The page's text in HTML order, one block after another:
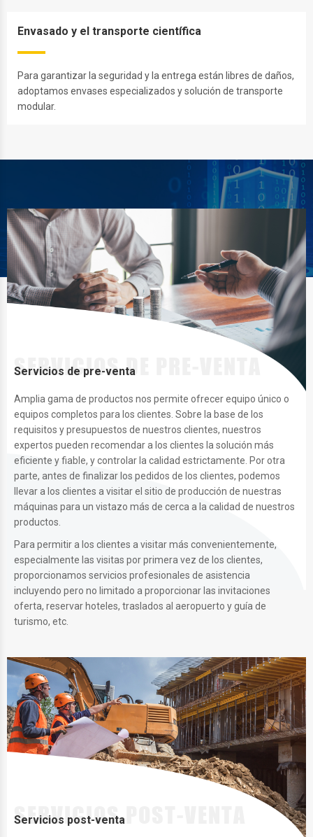
Envasado y el transporte científica
Para garantizar la seguridad y la entrega están libres de daños,
adoptamos envases especializados y solución de transporte
modular.
Servicios de pre-venta
Amplia gama de productos nos permite ofrecer equipo único o
equipos completos para los clientes. Sobre la base de los
requisitos y presupuestos de nuestros clientes, nuestros
expertos pueden recomendar a los clientes la solución más
eficiente y fiable, y controlar la calidad estrictamente. Por otra
parte, antes de finalizar los pedidos de los clientes, podemos
llevar a los clientes a visitar el sitio de producción de nuestras
máquinas para un vistazo más de cerca a la calidad de nuestros
productos.
Para permitir a los clientes a visitar más convenientemente,
especialmente las visitas por primera vez de los clientes,
proporcionamos servicios profesionales de asistencia
incluyendo pero no limitado a proporcionar las invitaciones
oferta, reservar hoteles, traslados al aeropuerto y guía de
turismo, etc.
Servicios post-venta